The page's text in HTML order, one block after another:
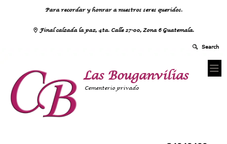
Para recordar y honrar a nuestros seres queridos.
Final calzada la paz, 4ta. Calle 27-00, Zona 6 Guatemala.
Las Bouganvilias
Cementerio privado